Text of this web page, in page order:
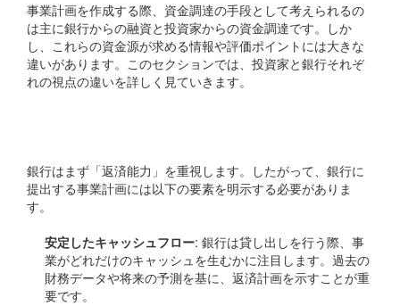
事業計画を作成する際、資金調達の手段として考えられるの
は主に銀行からの融資と投資家からの資金調達です。しか
し、これらの資金源が求める情報や評価ポイントには大きな
違いがあります。このセクションでは、投資家と銀行それぞ
れの視点の違いを詳しく見ていきます。
銀行はまず「返済能力」を重視します。したがって、銀行に
提出する事業計画には以下の要素を明示する必要がありま
す。
安定したキャッシュフロー: 銀行は貸し出しを行う際、事
業がどれだけのキャッシュを生むかに注目します。過去の
財務データや将来の予測を基に、返済計画を示すことが重
要です。